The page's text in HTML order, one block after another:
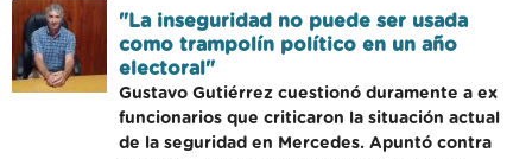
"La inseguridad no puede ser usada
como trampolín político en un año
electoral"
Gustavo Gutiérrez cuestionó duramente a ex
funcionarios que criticaron la situación actual
de la seguridad en Mercedes. Apuntó contra